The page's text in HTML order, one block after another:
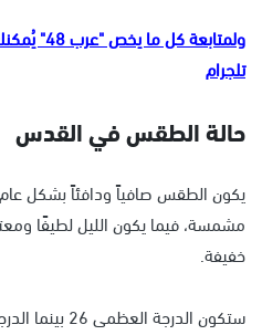
ولمتابعة
تلجرام
حالة الطقس في القدس
يكون الطقس صافياً ودافئاً بشكل عام
مشمسة، فيما يكون الليل لطيفًا
خفيفة.
ستكون الدرجة العظمى 26 بينما الدرجة الصغرى 15.